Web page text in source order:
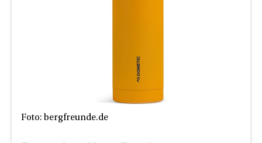
Foto: bergfreunde.de